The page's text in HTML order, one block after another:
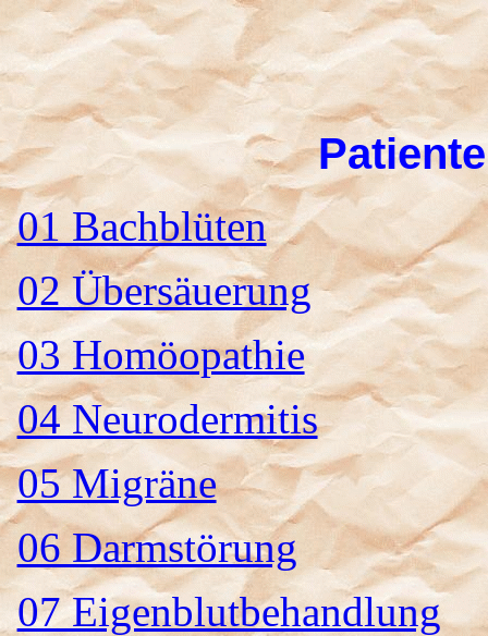
01 Bachblüten
02 Übersäuerung
03 Homöopathie
04 Neurodermitis
05 Migräne
06 Darmstörung
07 Eigenblutbehandlung